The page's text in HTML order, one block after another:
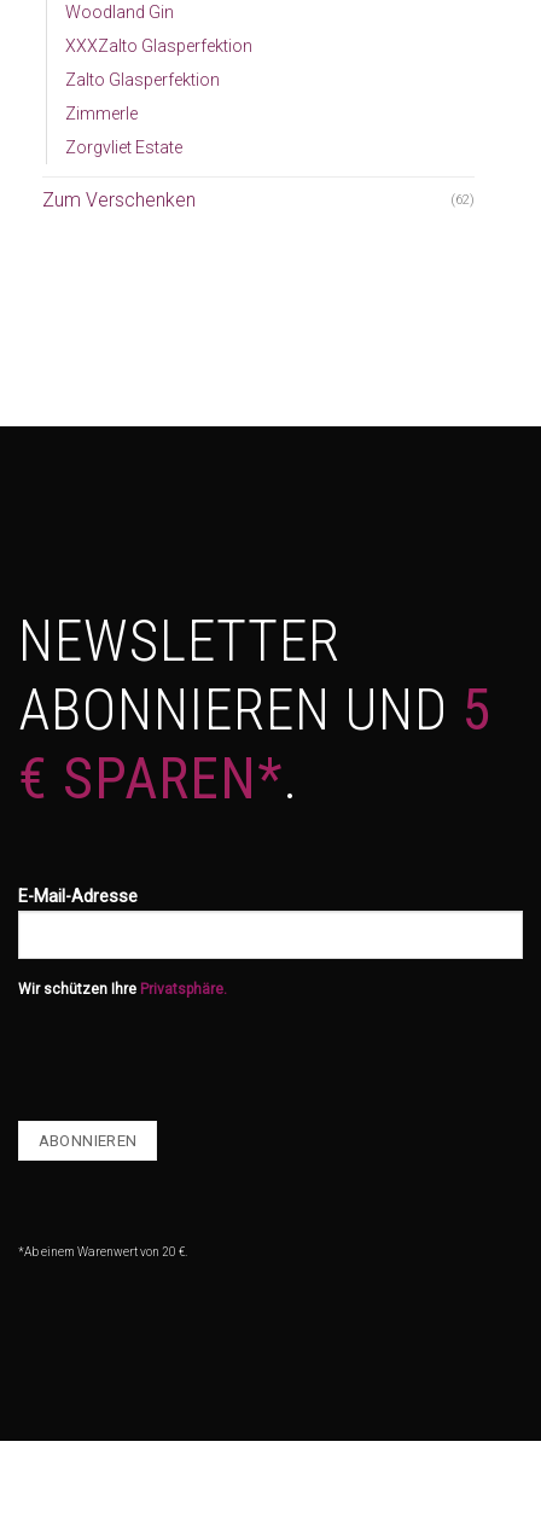
Woodland Gin
XXXZalto Glasperfektion
Zalto Glasperfektion
Zimmerle
Zorgvliet Estate
Zum Verschenken (62)
NEWSLETTER
ABONNIEREN UND 5
€ SPAREN*.
E-Mail-Adresse
Wir schützen Ihre Privatsphäre.
*Ab einem Warenwert von 20 €.